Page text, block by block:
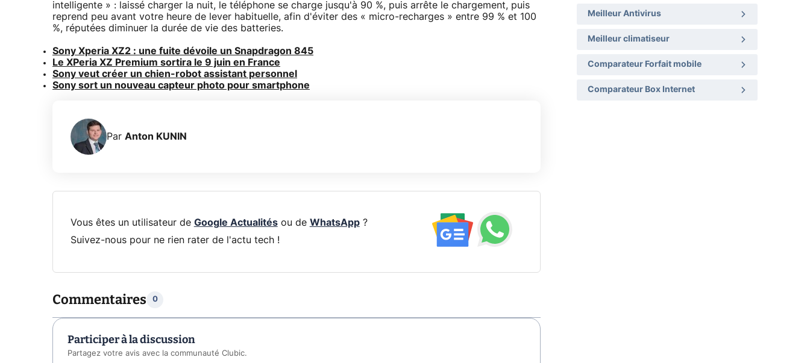
intelligente » : laissé charger la nuit, le téléphone se charge jusqu'à 90 %, puis arrête le chargement, puis
reprend peu avant votre heure de lever habituelle, afin d'éviter des « micro-recharges » entre 99 % et 100
%, réputées diminuer la durée de vie des batteries.
Sony Xperia XZ2 : une fuite dévoile un Snapdragon 845
Le XPeria XZ Premium sortira le 9 juin en France
Sony veut créer un chien-robot assistant personnel
Sony sort un nouveau capteur photo pour smartphone
Par Anton KUNIN
Vous êtes un utilisateur de Google Actualitésou de WhatsApp?
Suivez-nous pour ne rien rater de l'actu tech !
Commentaires 0
Participer à la discussion
Partagez votre avis avec la communauté Clubic.
Meilleur Antivirus
Meilleur climatiseur
Comparateur Forfait mobile
Comparateur Box Internet